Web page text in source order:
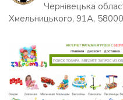
Чернівецька
Хмельницького, 91А, 58000